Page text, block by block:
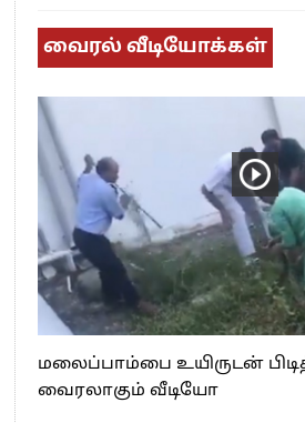
வைரல் வீடியோக்கள்
மலைப்பாம்பை உயிருடன்
வைரலாகும் வீடியோ